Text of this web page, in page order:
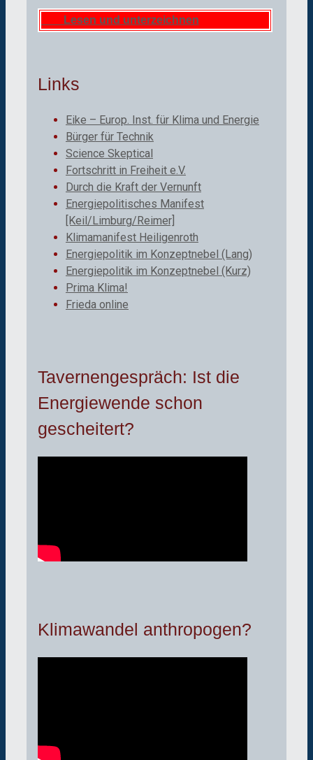
Lesen und unterzeichnen
Links
Eike – Europ. Inst. für Klima und Energie
Bürger für Technik
Science Skeptical
Fortschritt in Freiheit e.V.
Durch die Kraft der Vernunft
Energiepolitisches Manifest
[Keil/Limburg/Reimer]
Klimamanifest Heiligenroth
Energiepolitik im Konzeptnebel (Lang)
Energiepolitik im Konzeptnebel (Kurz)
Prima Klima!
Frieda online
Tavernengespräch: Ist die
Energiewende schon
gescheitert?
Klimawandel anthropogen?